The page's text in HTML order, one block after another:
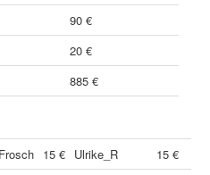
90 €
20 €
885 €
15 € Ulrike_R
15 €